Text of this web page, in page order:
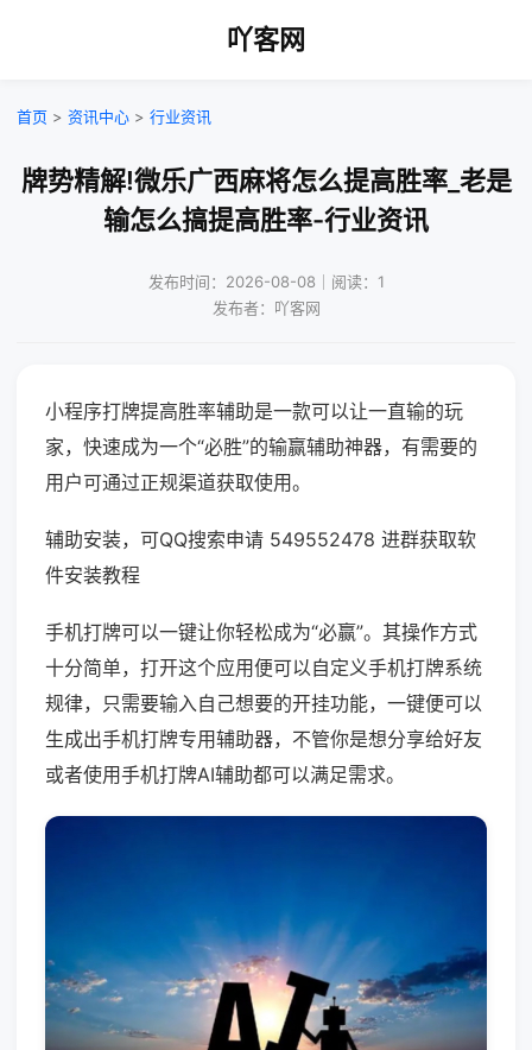
吖客网
首页 > 资讯中心 > 行业资讯
牌势精解!微乐广西麻将怎么提高胜率_老是
输怎么搞提高胜率-行业资讯
发布时间：2026-08-08｜阅读：1
发布者：吖客网
小程序打牌提高胜率辅助是一款可以让一直输的玩
家，快速成为一个“必胜”的输赢辅助神器，有需要的
用户可通过正规渠道获取使用。
辅助安装，可QQ搜索申请 549552478 进群获取软
件安装教程
手机打牌可以一键让你轻松成为“必赢”。其操作方式
十分简单，打开这个应用便可以自定义手机打牌系统
规律，只需要输入自己想要的开挂功能，一键便可以
生成出手机打牌专用辅助器，不管你是想分享给好友
或者使用手机打牌AI辅助都可以满足需求。